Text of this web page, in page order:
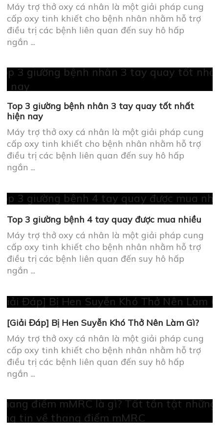
Máy trợ thở oxy cá nhân là một giải pháp cung
cấp oxy tinh khiết cho bệnh nhân nhằm hỗ trợ
điều trị các bệnh liên quan đến suy hô hấp
ngắn ...
Top 3 giường bệnh nhân 3 tay quay tốt nhất
hiện nay
Máy trợ thở oxy cá nhân là một giải pháp cung
cấp oxy tinh khiết cho bệnh nhân nhằm hỗ trợ
điều trị các bệnh liên quan đến suy hô hấp
ngắn ...
Top 3 giường bệnh 4 tay quay được mua nhiều
Máy trợ thở oxy cá nhân là một giải pháp cung
cấp oxy tinh khiết cho bệnh nhân nhằm hỗ trợ
điều trị các bệnh liên quan đến suy hô hấp
ngắn ...
[Giải Đáp] Bị Hen Suyễn Khó Thở Nên Làm Gì?
Máy trợ thở oxy cá nhân là một giải pháp cung
cấp oxy tinh khiết cho bệnh nhân nhằm hỗ trợ
điều trị các bệnh liên quan đến suy hô hấp
ngắn ...